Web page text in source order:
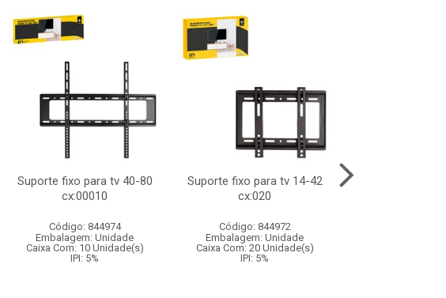
Suporte fixo para tv 40-80
cx:00010
Código: 844974
Embalagem: Unidade
Caixa Com: 10 Unidade(s)
IPI: 5%
Suporte fixo para tv 14-42
cx:020
Código: 844972
Embalagem: Unidade
Caixa Com: 20 Unidade(s)
IPI: 5%